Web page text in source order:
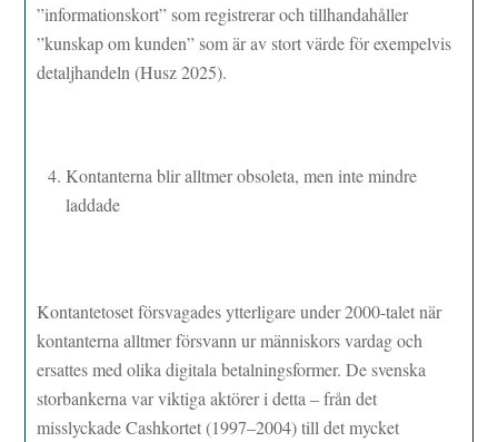
”informationskort” som registrerar och tillhandahåller
”kunskap om kunden” som är av stort värde för exempelvis
detaljhandeln (Husz 2025).
Kontanterna blir alltmer obsoleta, men inte mindre
laddade
Kontantetoset försvagades ytterligare under 2000-talet när
kontanterna alltmer försvann ur människors vardag och
ersattes med olika digitala betalningsformer. De svenska
storbankerna var viktiga aktörer i detta – från det
misslyckade Cashkortet (1997–2004) till det mycket